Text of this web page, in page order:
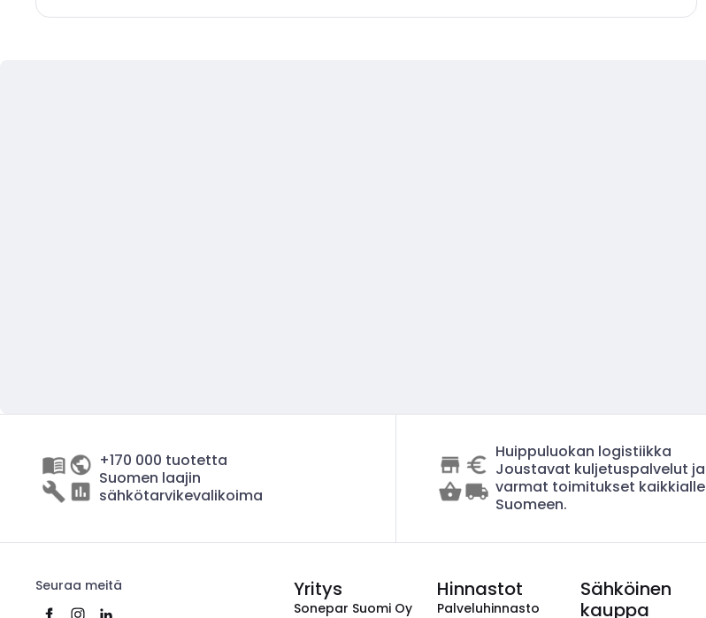
+170 000 tuotetta
Suomen laajin
sähkötarvikevalikoima
Huippuluokan logistiikka
Joustavat kuljetuspalvelut ja
varmat toimitukset kaikkialle
Suomeen.
Seuraa meitä Yritys
Sonepar Suomi Oy
Hinnastot
Palveluhinnasto
Sähköinen
kauppa